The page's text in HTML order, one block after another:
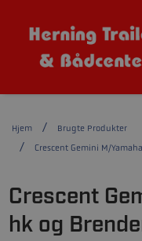
Hjem
Brugte Produkter
Crescent Gemini M/
Crescent
hk og